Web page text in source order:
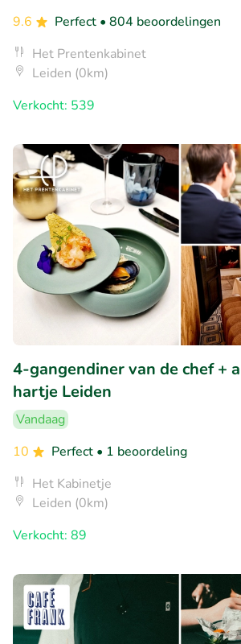
9.6
Perfect • 804 beoordelingen
Het Prentenkabinet
Leiden (0km)
Verkocht: 539
4-gangendiner van de chef +
hartje Leiden
Vandaag
10
Perfect • 1 beoordeling
Het Kabinetje
Leiden (0km)
Verkocht: 89